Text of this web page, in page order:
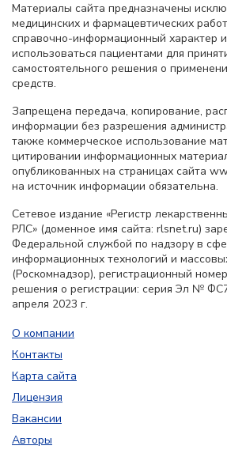
Материалы сайта предназначены
медицинских и фармацевтических
справочно-информационный характер
использоваться пациентами для
самостоятельного решения о
средств.
Запрещена передача, копирование,
информации без разрешения
также коммерческое использование
цитировании информационных
опубликованных на страницах сайта
на источник информации обязательна.
Сетевое издание «Регистр
РЛС» (доменное имя сайта: rlsnet.ru)
Федеральной службой по надзору в
информационных технологий и
(Роскомнадзор), регистрационный
решения о регистрации: серия Эл №
апреля 2023 г.
О компании
Контакты
Карта сайта
Лицензия
Вакансии
Авторы